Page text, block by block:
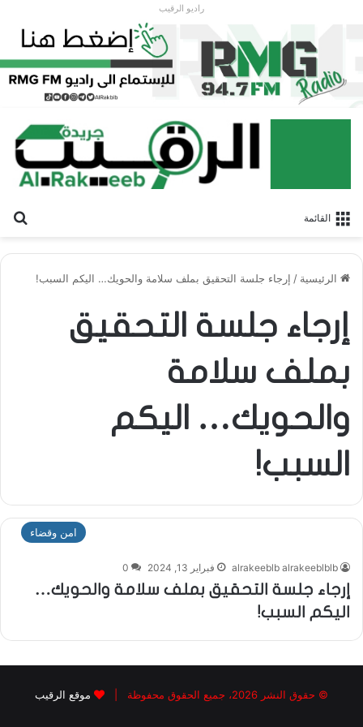
راديو الرقيب
القائمة
الرئيسية / إرجاء جلسة التحقيق بملف سلامة والحويك… اليكم السبب!
إرجاء جلسة التحقيق
بملف سلامة
والحويك… اليكم
السبب!
امن وقضاء
alrakeeblb alrakeeblblb فبراير 13, 2024 0
إرجاء جلسة التحقيق بملف سلامة والحويك…
اليكم السبب!
© حقوق النشر 2026، جميع الحقوق محفوظة | موقع الرقيب